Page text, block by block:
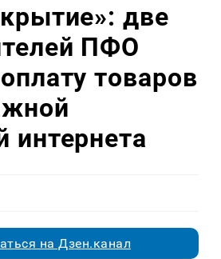
две
ПФО
товаров
интернета
на Дзен.канал